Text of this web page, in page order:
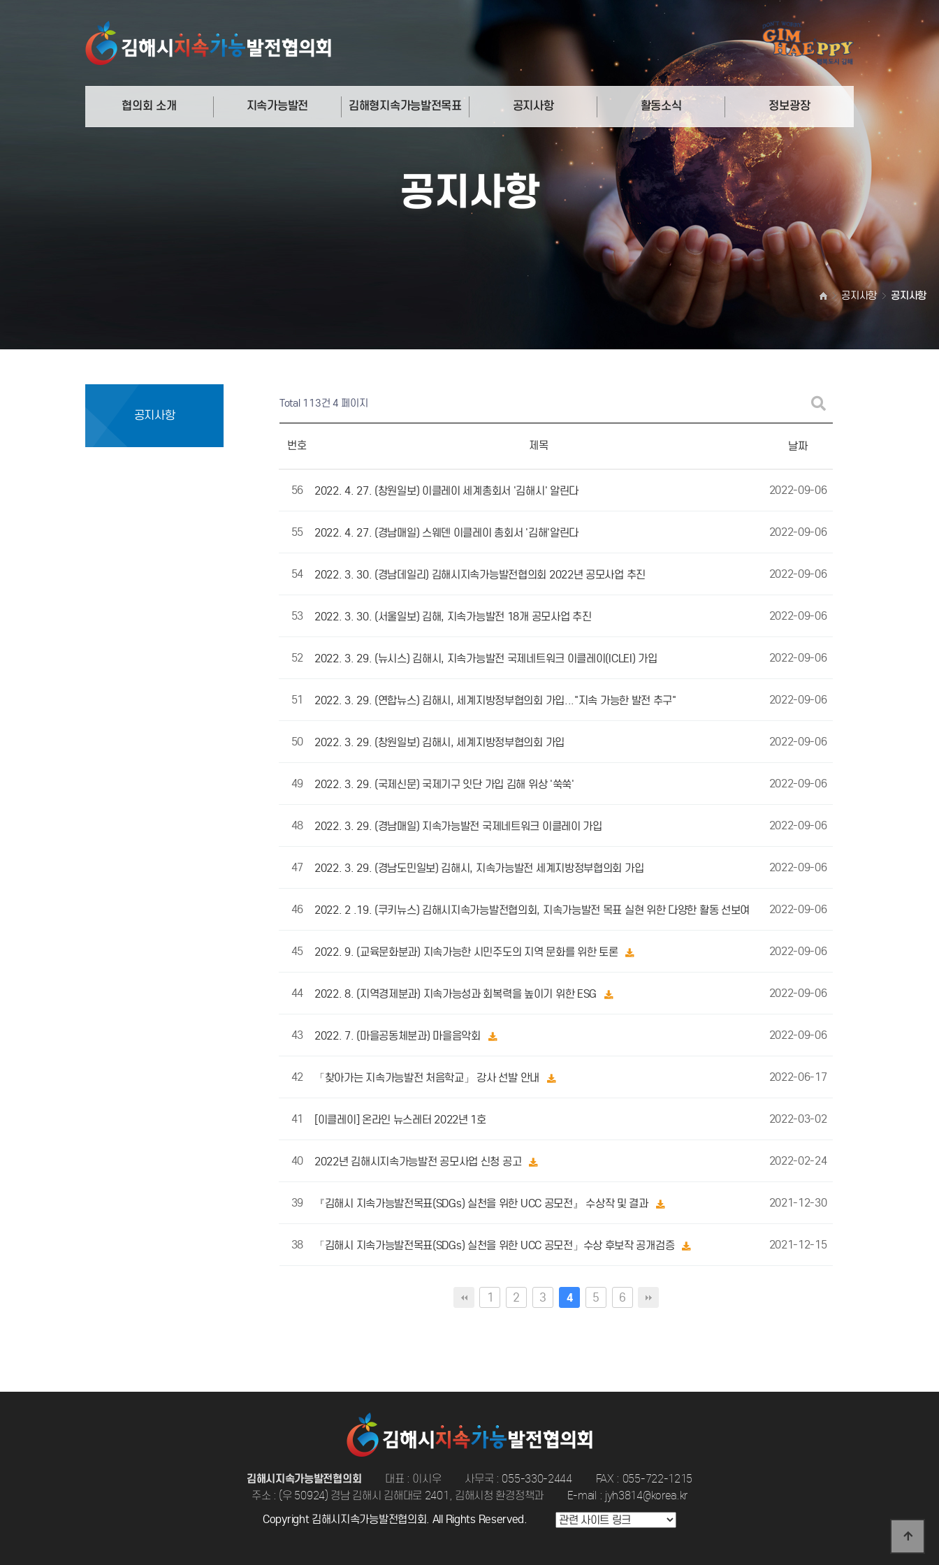
협의회 소개 지속가능발전 김해형지속가능발전목표 공지사항 활동소식
갤러리
캘린더
정보광장
참여마당
자료실
공지사항 공지사항
공지사항
공지사항
Total 113건 4 페이지
번호 제목 날짜
56 2022. 4. 27. (창원일보) 이클레이 세계총회서 '김해시' 알린다 2022-09-06
55 2022. 4. 27. (경남매일) 스웨덴 이클레이 총회서 '김해'알린다 2022-09-06
54 2022. 3. 30. (경남데일리) 김해시지속가능발전협의회 2022년 공모사업 추진 2022-09-06
53 2022. 3. 30. (서울일보) 김해, 지속가능발전 18개 공모사업 추진 2022-09-06
52 2022. 3. 29. (뉴시스) 김해시, 지속가능발전 국제네트워크 이클레이(ICLEI) 가입 2022-09-06
51 2022. 3. 29. (연합뉴스) 김해시, 세계지방정부협의회 가입..."지속 가능한 발전 추구" 2022-09-06
50 2022. 3. 29. (창원일보) 김해시, 세계지방정부협의회 가입 2022-09-06
49 2022. 3. 29. (국제신문) 국제기구 잇단 가입 김해 위상 '쑥쑥' 2022-09-06
48 2022. 3. 29. (경남매일) 지속가능발전 국제네트워크 이클레이 가입 2022-09-06
47 2022. 3. 29. (경남도민일보) 김해시, 지속가능발전 세계지방정부협의회 가입 2022-09-06
46 2022. 2 .19. (쿠키뉴스) 김해시지속가능발전협의회, 지속가능발전 목표 실현 위한 다양한 활동 선보여 2022-09-06
45 2022. 9. (교육문화분과) 지속가능한 시민주도의 지역 문화를 위한 토론 2022-09-06
44 2022. 8. (지역경제분과) 지속가능성과 회복력을 높이기 위한 ESG 2022-09-06
43 2022. 7. (마을공동체분과) 마을음악회 2022-09-06
42 「찾아가는 지속가능발전 처음학교」 강사 선발 안내 2022-06-17
41 [이클레이] 온라인 뉴스레터 2022년 1호 2022-03-02
40 2022년 김해시지속가능발전 공모사업 신청 공고 2022-02-24
39 『김해시 지속가능발전목표(SDGs) 실천을 위한 UCC 공모전』 수상작 및 결과 2021-12-30
38 「김해시 지속가능발전목표(SDGs) 실천을 위한 UCC 공모전」수상 후보작 공개검증 2021-12-15
1 2 3 4 5 6
김해시지속가능발전협의회 대표 : 이시우 사무국 : 055-330-2444
FAX : 055-722-1215
주소 : (우 50924) 경남 김해시 김해대로 2401, 김해시청 환경정책과
E-mail : jyh3814@korea.kr
Copyright 김해시지속가능발전협의회. All Rights Reserved.